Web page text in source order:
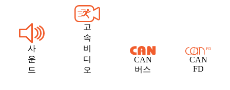
사
운
드
고
속
비
디
오
CAN
버스
CAN
FD